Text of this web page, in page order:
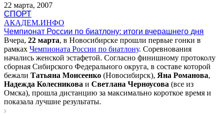
22 марта, 2007
СПОРТ
АКАДЕМ.ИНФО
Чемпионат России по биатлону: итоги вчерашнего дня
Вчера, 22 марта, в Новосибирске прошли первые гонки в
рамках Чемпионата России по биатлону. Соревнования
начались женской эстафетой. Согласно финишному протоколу
сборная Сибирского Федерального округа, в составе которой
бежали Татьяна Моисеенко (Новосибирск), Яна Романова,
Надежда Колесникова и Светлана Черноусова (все из
Омска), прошла дистанцию за максимально короткое время и
показала лучшие результаты.